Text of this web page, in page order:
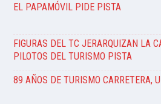
EL PAPAMÓVIL PIDE PISTA
FIGURAS DEL TC JERARQUIZAN LA
PILOTOS DEL TURISMO PISTA
89 AÑOS DE TURISMO CARRETERA,